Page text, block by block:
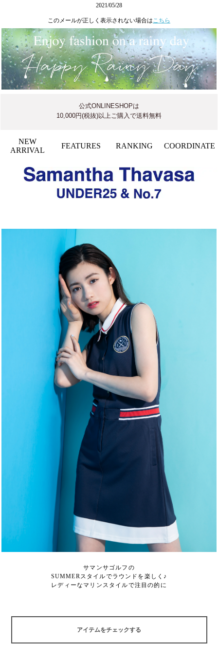
2021/05/28
このメールが正しく表示されない場合はこちら
公式ONLINESHOPは
10,000円(税抜)以上ご購入で送料無料
NEW
ARRIVAL
FEATURES RANKING COORDINATE
サマンサゴルフの
SUMMERスタイルでラウンドを楽しく♪
レディーなマリンスタイルで注目の的に
アイテムをチェックする